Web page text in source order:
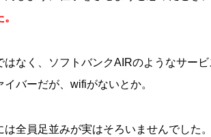
はなく、ソフトバンクAIRのようなサー
バーだが、wifiがないとか。
は全員足並みが実はそろいませんでした。